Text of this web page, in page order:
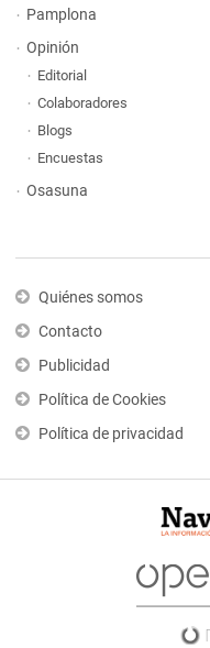
Pamplona
Opinión
Editorial
Colaboradores
Blogs
Encuestas
Osasuna
Quiénes somos
Contacto
Publicidad
Política de Cookies
Política de privacidad